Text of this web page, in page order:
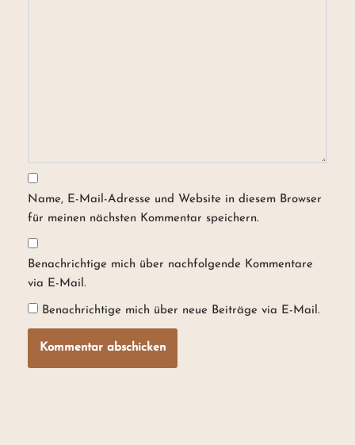
Name, E-Mail-Adresse und Website in diesem Browser
für meinen nächsten Kommentar speichern.
Benachrichtige mich über nachfolgende Kommentare
via E-Mail.
Benachrichtige mich über neue Beiträge via E-Mail.